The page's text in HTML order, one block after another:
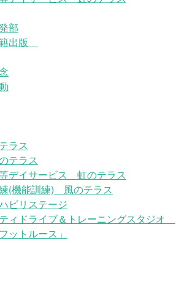
部
出版
ラス
テラス
デイサービス 虹のテラス
(機能訓練) 風のテラス
ビリステージ
ィドライブ＆トレーニングスタジオ
ットルース」